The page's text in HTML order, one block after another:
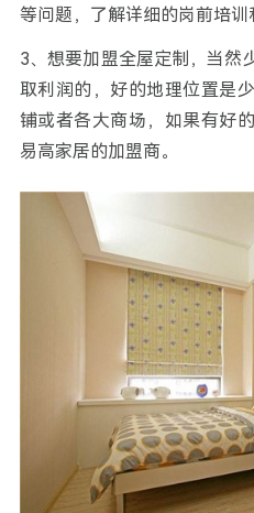
等问题，了解详细的岗前培训
3、想要加盟全屋定制，当然
取利润的，好的地理位置是
铺或者各大商场，如果有好
易高家居的加盟商。